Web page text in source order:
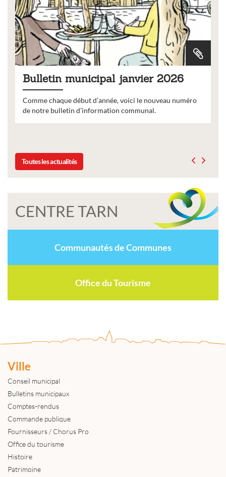
Bulletin municipal janvier 2026
Comme chaque début d’année, voici le nouveau numéro
de notre bulletin d’information communal.
Toutes les actualités
CENTRE TARN
Communautés de Communes
Office du Tourisme
Ville
Conseil municipal
Bulletins municipaux
Comptes-rendus
Commande publique
Fournisseurs / Chorus Pro
Office du tourisme
Histoire
Patrimoine